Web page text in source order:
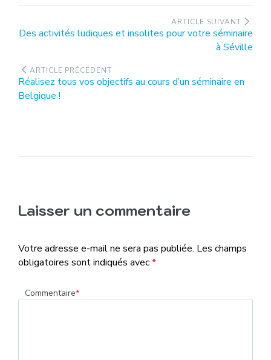
de
ARTICLE PRÉCÉDENT
Article
précédent
:
Réalisez tous vos objectifs au cours d’un séminaire en
Belgique !
ARTICLE SUIVANT
Article
suivant
Des activités ludiques et insolites pour votre séminaire
à Séville
Laisser un commentaire
Votre adresse e-mail ne sera pas publiée. Les champs
obligatoires sont indiqués avec*
Commentaire*